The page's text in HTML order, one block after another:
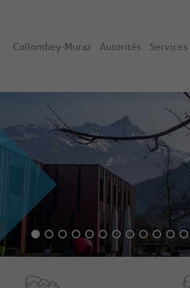
Collombey-Muraz Autorités